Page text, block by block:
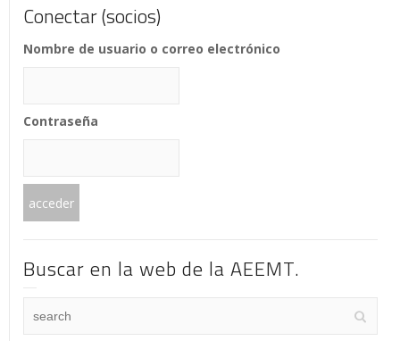
Conectar (socios)
Nombre de usuario o correo electrónico
Contraseña
Buscar en la web de la AEEMT.